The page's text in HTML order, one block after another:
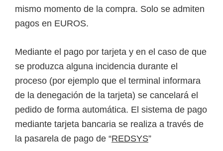
mismo momento de la compra. Solo se admiten
pagos en EUROS.
Mediante el pago por tarjeta y en el caso de que
se produzca alguna incidencia durante el
proceso (por ejemplo que el terminal informara
de la denegación de la tarjeta) se cancelará el
pedido de forma automática. El sistema de pago
mediante tarjeta bancaria se realiza a través de
la pasarela de pago de “REDSYS”